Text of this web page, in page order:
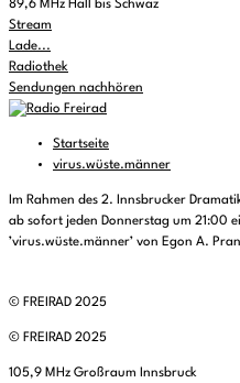
89,6 MHz Hall bis Schwaz
Stream
Lade...
Radiothek
Sendungen nachhören
Startseite
virus.wüste.männer
Im Rahmen des 2. Innsbrucker
ab sofort jeden Donnerstag um 21:00
’virus.wüste.männer’ von Egon A.
© FREIRAD 2025
© FREIRAD 2025
105,9 MHz Großraum Innsbruck